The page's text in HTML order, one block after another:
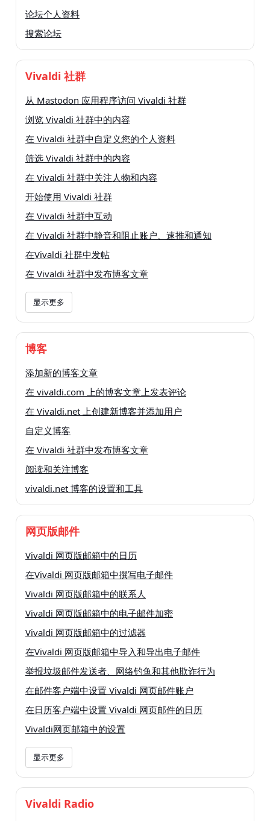
论坛个人资料
搜索论坛
Vivaldi 社群
从 Mastodon 应用程序访问 Vivaldi 社群
浏览 Vivaldi 社群中的内容
在 Vivaldi 社群中自定义您的个人资料
筛选 Vivaldi 社群中的内容
在 Vivaldi 社群中关注人物和内容
开始使用 Vivaldi 社群
在 Vivaldi 社群中互动
在 Vivaldi 社群中静音和阻止账户、速推和通知
在Vivaldi 社群中发帖
在 Vivaldi 社群中发布博客文章
显示更多
博客
添加新的博客文章
在 vivaldi.com 上的博客文章上发表评论
在 Vivaldi.net 上创建新博客并添加用户
自定义博客
在 Vivaldi 社群中发布博客文章
阅读和关注博客
vivaldi.net 博客的设置和工具
网页版邮件
Vivaldi 网页版邮箱中的日历
在Vivaldi 网页版邮箱中撰写电子邮件
Vivaldi 网页版邮箱中的联系人
Vivaldi 网页版邮箱中的电子邮件加密
Vivaldi 网页版邮箱中的过滤器
在Vivaldi 网页版邮箱中导入和导出电子邮件
举报垃圾邮件发送者、网络钓鱼和其他欺诈行为
在邮件客户端中设置 Vivaldi 网页邮件账户
在日历客户端中设置 Vivaldi 网页邮件的日历
Vivaldi网页邮箱中的设置
显示更多
Vivaldi Radio